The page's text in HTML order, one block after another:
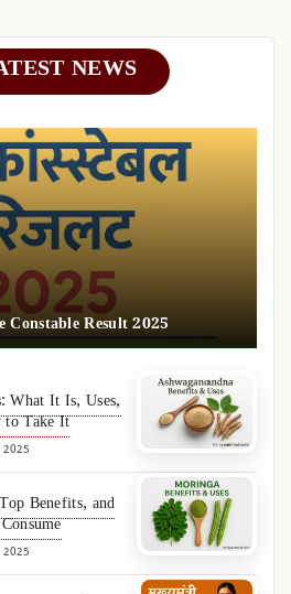
NEWS
Constable Result 2025
What It Is, Uses,
to Take It
2025
Benefits, and
2025